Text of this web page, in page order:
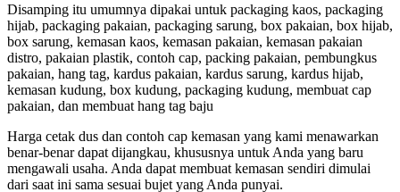
Disamping itu umumnya dipakai untuk packaging kaos, packaging
hijab, packaging pakaian, packaging sarung, box pakaian, box hijab,
box sarung, kemasan kaos, kemasan pakaian, kemasan pakaian
distro, pakaian plastik, contoh cap, packing pakaian, pembungkus
pakaian, hang tag, kardus pakaian, kardus sarung, kardus hijab,
kemasan kudung, box kudung, packaging kudung, membuat cap
pakaian, dan membuat hang tag baju
Harga cetak dus dan contoh cap kemasan yang kami menawarkan
benar-benar dapat dijangkau, khususnya untuk Anda yang baru
mengawali usaha. Anda dapat membuat kemasan sendiri dimulai
dari saat ini sama sesuai bujet yang Anda punyai.